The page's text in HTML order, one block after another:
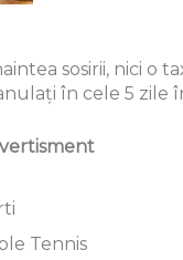
sosirii, nici o
în cele 5 zile
Tennis